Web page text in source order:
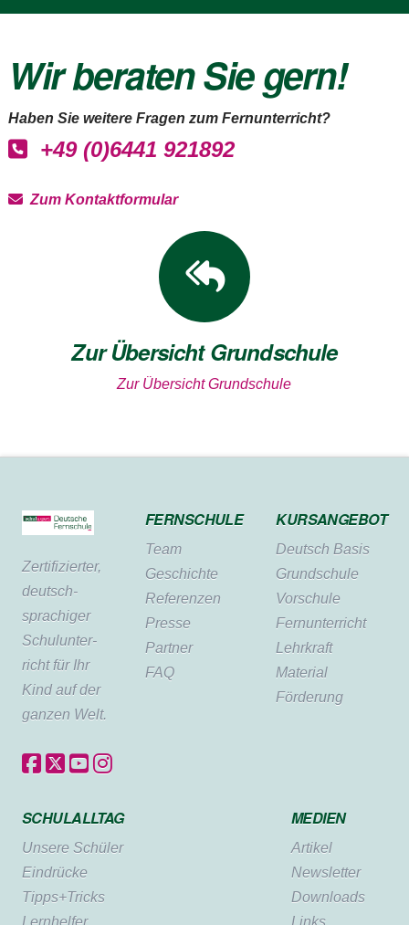
Wir beraten Sie gern!
Haben Sie weitere Fragen zum Fernunterricht?
+49 (0)6441 921892
Zum Kontaktformular
Zur Übersicht Grundschule
Zur Übersicht Grundschule
Zertifi­zierter,
deutsch­
sprachiger
Schul­unter­
richt für Ihr
Kind auf der
ganzen Welt.
FERNSCHULE
Team
Geschichte
Referenzen
Presse
Partner
FAQ
KURSANGEBOT
Deutsch Basis
Grundschule
Vorschule
Fernunterricht
Lehrkraft
Material
Förderung
SCHULALLTAG
Unsere Schüler
Eindrücke
Tipps+Tricks
MEDIEN
Artikel
Newsletter
Downloads